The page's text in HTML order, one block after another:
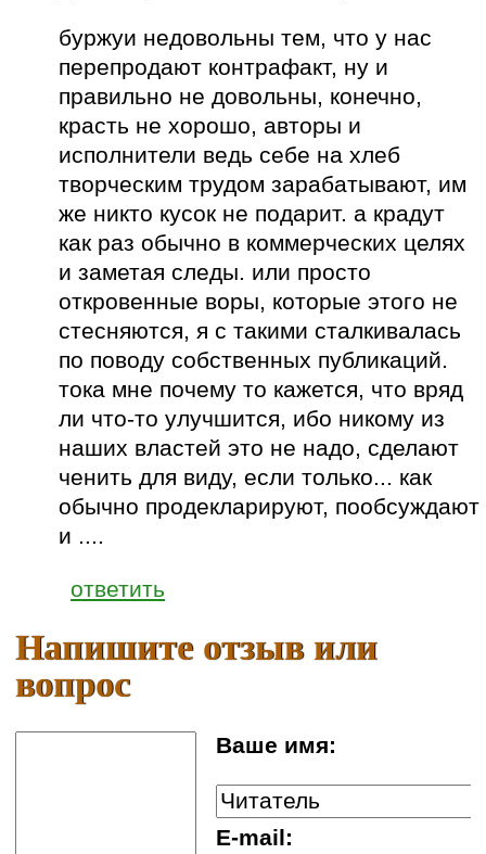
буржуи недовольны тем, что у нас
перепродают контрафакт, ну и
правильно не довольны, конечно,
красть не хорошо, авторы и
исполнители ведь себе на хлеб
творческим трудом зарабатывают, им
же никто кусок не подарит. а крадут
как раз обычно в коммерческих целях
и заметая следы. или просто
откровенные воры, которые этого не
стесняются, я с такими сталкивалась
по поводу собственных публикаций.
тока мне почему то кажется, что вряд
ли что-то улучшится, ибо никому из
наших властей это не надо, сделают
ченить для виду, если только... как
обычно продекларируют, пообсуждают
и ....
ответить
Напишите отзыв или
вопрос
Ваше имя:
E-mail: